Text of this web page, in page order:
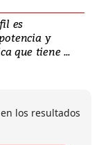
es
y
que tiene ...
los resultados